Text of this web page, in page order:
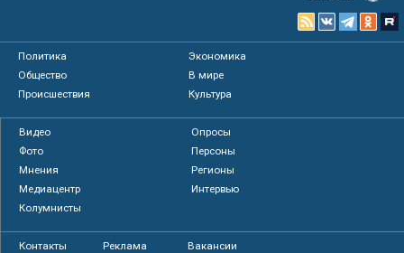
Политика
Экономика
Общество
В мире
Происшествия
Культура
Видео
Опросы
Фото
Персоны
Мнения
Регионы
Медиацентр
Интервью
Колумнисты
Контакты Реклама Вакансии